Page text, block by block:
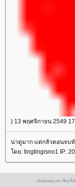
) 13 พฤศจิกายน 2549
น่าดูมาก แต่กลัวตอนจบ
ดย: tingtingisno1 IP:
BlogGang.com ใช้คุกกี้